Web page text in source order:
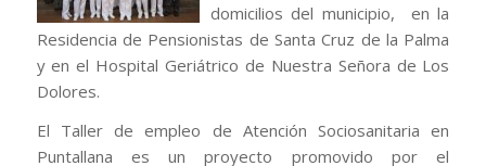
domicilios del municipio, en la
Residencia de Pensionistas de Santa Cruz de la Palma
y en el Hospital Geriátrico de Nuestra Señora de Los
Dolores.
El Taller de empleo de Atención Sociosanitaria en
Puntallana es un proyecto promovido por el